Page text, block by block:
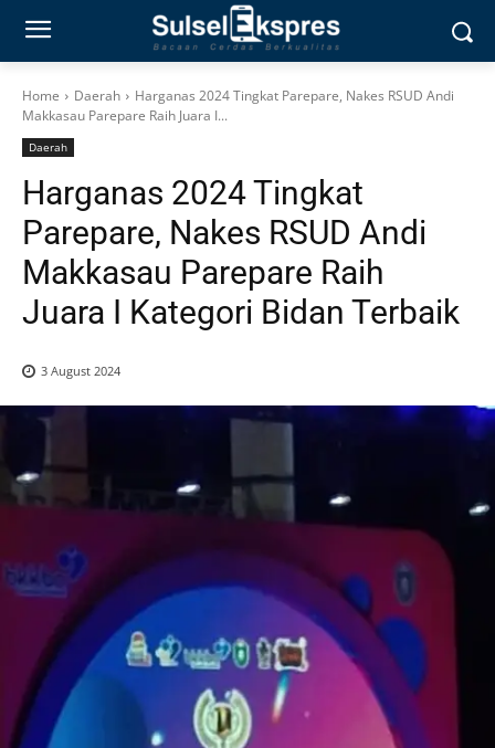
Home Daerah
Harganas 2024 Tingkat Parepare, Nakes RSUD Andi
Makkasau Parepare Raih Juara I...
Daerah
Harganas 2024 Tingkat
Parepare, Nakes RSUD Andi
Makkasau Parepare Raih
Juara I Kategori Bidan Terbaik
3 August 2024